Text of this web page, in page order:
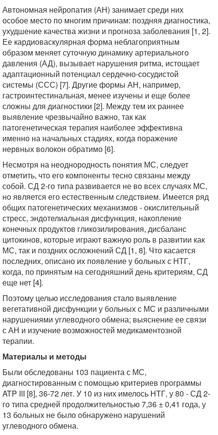
Автономная нейропатия (АН) занимает среди них
особое место по многим причинам: поздняя диагностика,
ухудшение качества жизни и прогноза заболевания [1, 2].
Ее кардиоваскулярная форма неблагоприятным
образом меняет суточную динамику артериального
давления (АД), вызывает нарушения ритма, истощает
адаптационный потенциал сердечно-сосудистой
системы (ССС) [7]. Другие формы АН, например,
гастроинтестинальная, менее изучены и еще более
сложны для диагностики [2]. Между тем их раннее
выявление чрезвычайно важно, так как
патогенетическая терапия наиболее эффективна
именно на начальных стадиях, когда поражение
нервных волокон обратимо [6].
Несмотря на неоднородность понятия МС, следует
отметить, что его компоненты тесно связаны между
собой. СД 2-го типа развивается не во всех случаях МС,
но является его естественным следствием. Имеется ряд
общих патогенетических механизмов - окислительный
стресс, эндотелиальная дисфункция, накопление
конечных продуктов гликозилирования, дисбаланс
цитокинов, которые играют важную роль в развитии как
МС, так и поздних осложнений СД [1, 8]. Что касается
последних, описано их появление у больных с НТГ,
когда, по принятым на сегодняшний день критериям, СД
еще нет [4].
Поэтому целью исследования стало выявление
вегетативной дисфункции у больных с МС и различными
нарушениями углеводного обмена; выяснение ее связи
с АН и изучение возможностей медикаментозной
терапии.
Материалы и методы
Были обследованы 103 пациента с МС,
диагностированным с помощью критериев программы
ATP III [8], 36-72 лет. У 10 из них имелось НТГ, у 80 - СД 2-
го типа средней продолжительностью 7,36 ± 0,41 года, у
13 больных не было обнаружено нарушений
углеводного обмена.